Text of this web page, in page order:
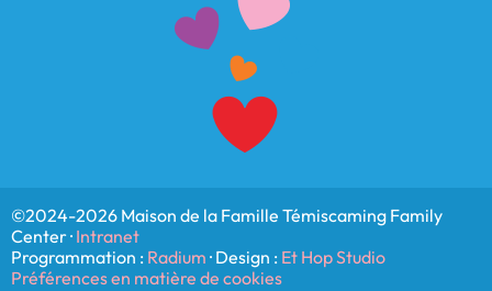
©2024-2026 Maison de la Famille Témiscaming Family
Center · Intranet
Programmation : Radium · Design : Et Hop Studio
Préférences en matière de cookies